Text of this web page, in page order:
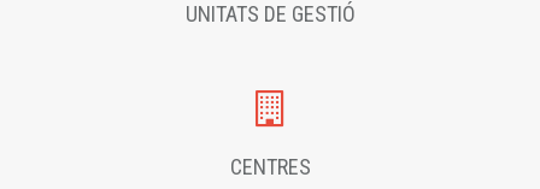
UNITATS DE GESTIÓ
CENTRES